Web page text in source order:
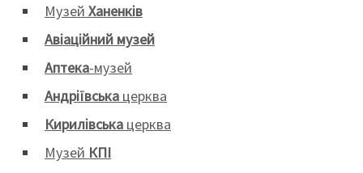
Музей Ханенків
Авіаційний музей
Аптека-музей
Андріївська церква
Кирилівська церква
Музей КПІ